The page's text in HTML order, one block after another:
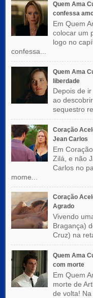
Quem Ama
confessa
Em Quem
colocar um
logo no
confessa...
Quem Ama
liberdade
Depois de
ao
sequestro
Coração
Jean Carlos
Em
Zilá, e não
Carlos no
mome...
Coração
Agrado
Vivendo
Bragança)
Cruz) na
Quem Ama
com morte
Em Quem
morte de
de volta! Na